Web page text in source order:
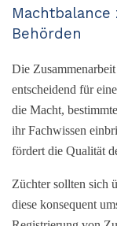
Behörden
Die
entscheidend für
die Macht,
ihr Fachwissen
fördert die Qualität
Züchter sollten sich
diese konsequent